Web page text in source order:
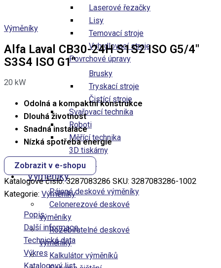
Laserové řezačky
Lisy
Temovací stroje
Vyhrdlovací stroje
Povrchové úpravy
Brusky
Tryskací stroje
Čistící stroje
Svařovací technika
Roboti
Měřící technika
3D tiskárny
Obráběné díly
Výměníky
Pájené deskové výměníky
Celonerezové deskové​
výměníky
Rozebíratelné deskové
výměníky
Kalkulátor výměníků
Výměníky
Alfa Laval CB30-24H S1S2 ISO G5/4″
S3S4 ISO G1″
20 kW
Odolná a kompaktní konstrukce
Dlouhá životnost
Snadná instalace
Nízká spotřeba energie
Zobrazit v e-shopu
Katalogové číslo: 3287083286 SKU: 3287083286-1002
Kategorie: Výměníky
Popis
Další informace
Technická data
Výkres
Katalogový list